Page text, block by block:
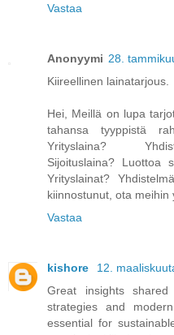
Vastaa
Anonyymi 28.
Kiireellinen lainatarjous.
Hei, Meillä on lupa
tahansa tyyppistä
Yrityslaina?
Sijoituslaina? Luottoa
Yrityslainat?
kiinnostunut, ota meihin
Vastaa
kishore
12.
Great insights
strategies and
essential for